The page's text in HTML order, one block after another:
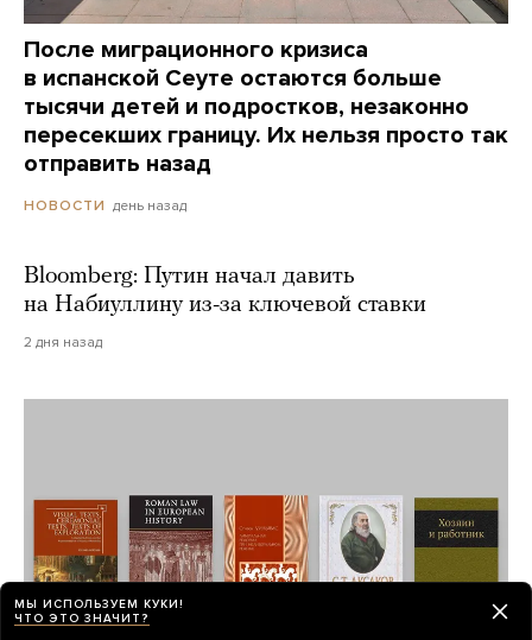
После миграционного кризиса
в испанской Сеуте остаются больше
тысячи детей и подростков, незаконно
пересекших границу. Их нельзя просто так
отправить назад
НОВОСТИ день назад
Bloomberg: Путин начал давить
на Набиуллину из-за ключевой ставки
2 дня назад
МЫ ИСПОЛЬЗУЕМ КУКИ!
ЧТО ЭТО ЗНАЧИТ?